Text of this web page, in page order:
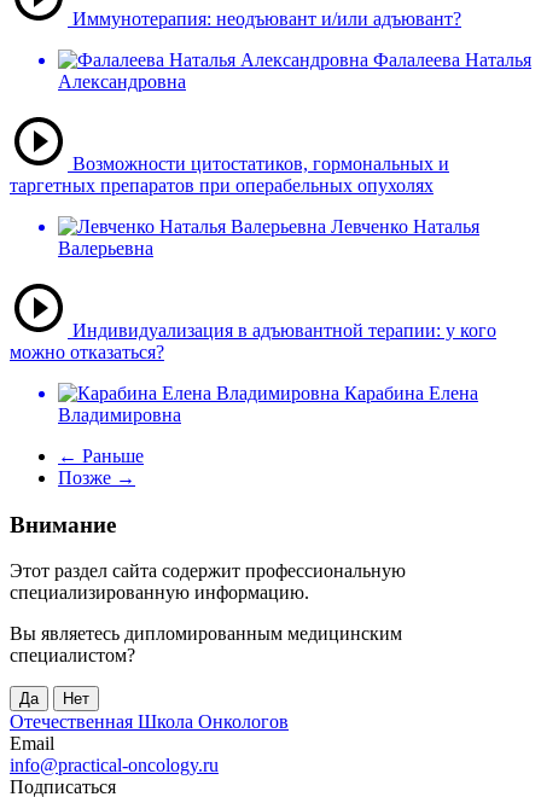
Иммунотерапия: неодъювант и/или адъювант?
Фалалеева Наталья
Александровна
Возможности цитостатиков, гормональных и
таргетных препаратов при операбельных опухолях
Левченко Наталья
Валерьевна
Индивидуализация в адъювантной терапии: у кого
можно отказаться?
Карабина Елена
Владимировна
← Раньше
Позже →
Внимание
Этот раздел сайта содержит профессиональную
специализированную информацию.
Вы являетесь дипломированным медицинским
специалистом?
Да Нет
Отечественная Школа Онкологов
Email
info@practical-oncology.ru
Подписаться